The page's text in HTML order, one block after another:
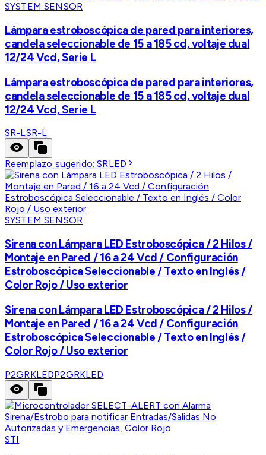
SYSTEM SENSOR
Lámpara estroboscópica de pared para interiores,
candela seleccionable de 15 a 185 cd, voltaje dual
12/24 Vcd, Serie L
Lámpara estroboscópica de pared para interiores,
candela seleccionable de 15 a 185 cd, voltaje dual
12/24 Vcd, Serie L
SR-LSR-L
Reemplazo sugerido:SRLED
SYSTEM SENSOR
Sirena con Lámpara LED Estroboscópica / 2 Hilos /
Montaje en Pared / 16 a 24 Vcd / Configuración
Estroboscópica Seleccionable / Texto en Inglés /
Color Rojo / Uso exterior
Sirena con Lámpara LED Estroboscópica / 2 Hilos /
Montaje en Pared / 16 a 24 Vcd / Configuración
Estroboscópica Seleccionable / Texto en Inglés /
Color Rojo / Uso exterior
P2GRKLEDP2GRKLED
STI